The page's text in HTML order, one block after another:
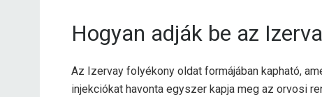
Hogyan adják be az
Az Izervay folyékony oldat formájában kapható,
injekciókat havonta egyszer kapja meg az orvosi